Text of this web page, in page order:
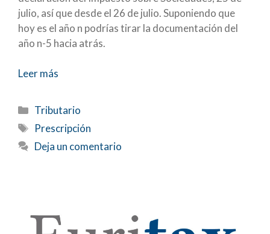
julio, así que desde el 26 de julio. Suponiendo que
hoy es el año n podrías tirar la documentación del
año n-5 hacia atrás.
Leer más
Categorías
Tributario
Etiquetas
Prescripción
Deja un comentario